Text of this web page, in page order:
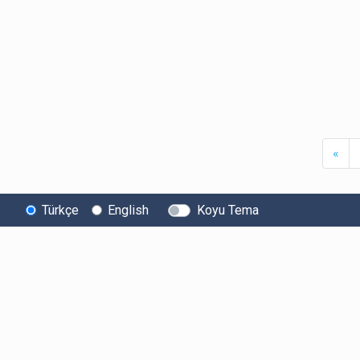
«
Türkçe English Koyu Tema